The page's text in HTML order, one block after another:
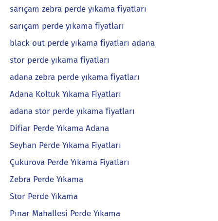
sarıçam zebra perde yıkama fiyatları
sarıçam perde yıkama fiyatları
black out perde yıkama fiyatları adana
stor perde yıkama fiyatları
adana zebra perde yıkama fiyatları
Adana Koltuk Yıkama Fiyatları
adana stor perde yıkama fiyatları
Difiar Perde Yıkama Adana
Seyhan Perde Yıkama Fiyatları
Çukurova Perde Yıkama Fiyatları
Zebra Perde Yıkama
Stor Perde Yıkama
Pınar Mahallesi Perde Yıkama